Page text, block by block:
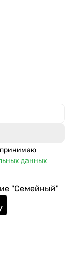
данных
"Семейный"